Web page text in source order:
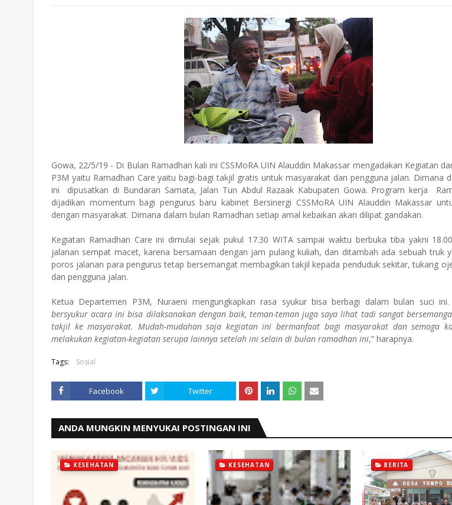
Gowa, 22/5/19 - Di Bulan Ramadhan kali ini CSSMoRA UIN Alauddin Makassar mengadakan Kegiatan
P3M yaitu Ramadhan Care yaitu bagi-bagi takjil gratis untuk masyarakat dan pengguna jalan. Dimana
ini dipusatkan di Bundaran Samata, Jalan Tun Abdul Razaak Kabupaten Gowa. Program kerja
dijadikan momentum bagi pengurus baru kabinet Bersinergi CSSMoRA UIN Alauddin Makassar
dengan masyarakat. Dimana dalam bulan Ramadhan setiap amal kebaikan akan dilipat gandakan.
Kegiatan Ramadhan Care ini dimulai sejak pukul 17.30 WITA sampai waktu berbuka tiba yakni
jalanan sempat macet, karena bersamaan dengan jam pulang kuliah, dan ditambah ada sebuah truk
poros jalanan para pengurus tetap bersemangat membagikan takjil kepada penduduk sekitar, tukang
dan pengguna jalan.
Ketua Departemen P3M, Nuraeni mengungkapkan rasa syukur bisa berbagi dalam bulan suci ini.
bersyukur acara ini bisa dilaksanakan dengan baik, teman-teman juga saya lihat tadi sangat
takjil ke masyarakat. Mudah-mudahan saja kegiatan ini bermanfaat bagi masyarakat dan semoga
melakukan kegiatan-kegiatan serupa lainnya setelah ini selain di bulan ramadhan ini,” harapnya.
Tags: Sosial
Facebook Twitter
ANDA MUNGKIN MENYUKAI POSTINGAN INI
KESEHATAN KESEHATAN BERITA